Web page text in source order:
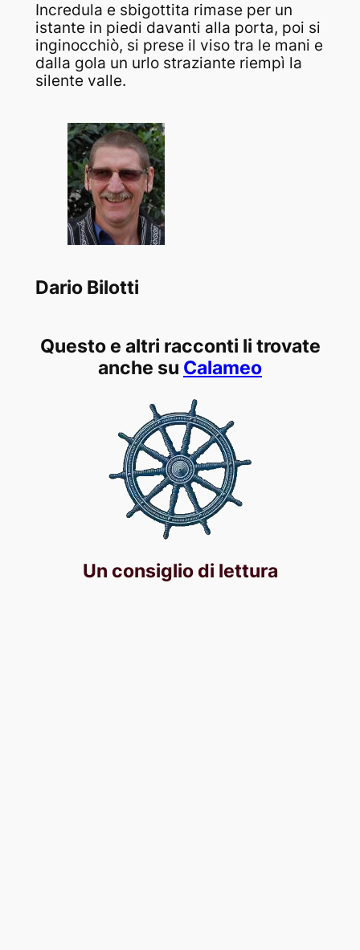
Incredula e sbigottita rimase per un
istante in piedi davanti alla porta, poi si
inginocchiò, si prese il viso tra le mani e
dalla gola un urlo straziante riempì la
silente valle.
Dario Bilotti
Questo e altri racconti li trovate
anche su Calameo
Un consiglio di lettura